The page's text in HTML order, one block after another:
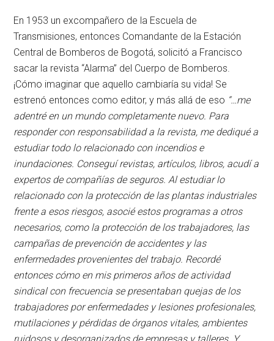
En 1953 un excompañero de la Escuela de
Transmisiones, entonces Comandante de la Estación
Central de Bomberos de Bogotá, solicitó a Francisco
sacar la revista “Alarma” del Cuerpo de Bomberos.
¡Cómo imaginar que aquello cambiaría su vida! Se
estrenó entonces como editor, y más allá de eso “…me
adentré en un mundo completamente nuevo. Para
responder con responsabilidad a la revista, me dediqué a
estudiar todo lo relacionado con incendios e
inundaciones. Conseguí revistas, artículos, libros, acudí a
expertos de compañías de seguros. Al estudiar lo
relacionado con la protección de las plantas industriales
frente a esos riesgos, asocié estos programas a otros
necesarios, como la protección de los trabajadores, las
campañas de prevención de accidentes y las
enfermedades provenientes del trabajo. Recordé
entonces cómo en mis primeros años de actividad
sindical con frecuencia se presentaban quejas de los
trabajadores por enfermedades y lesiones profesionales,
mutilaciones y pérdidas de órganos vitales, ambientes